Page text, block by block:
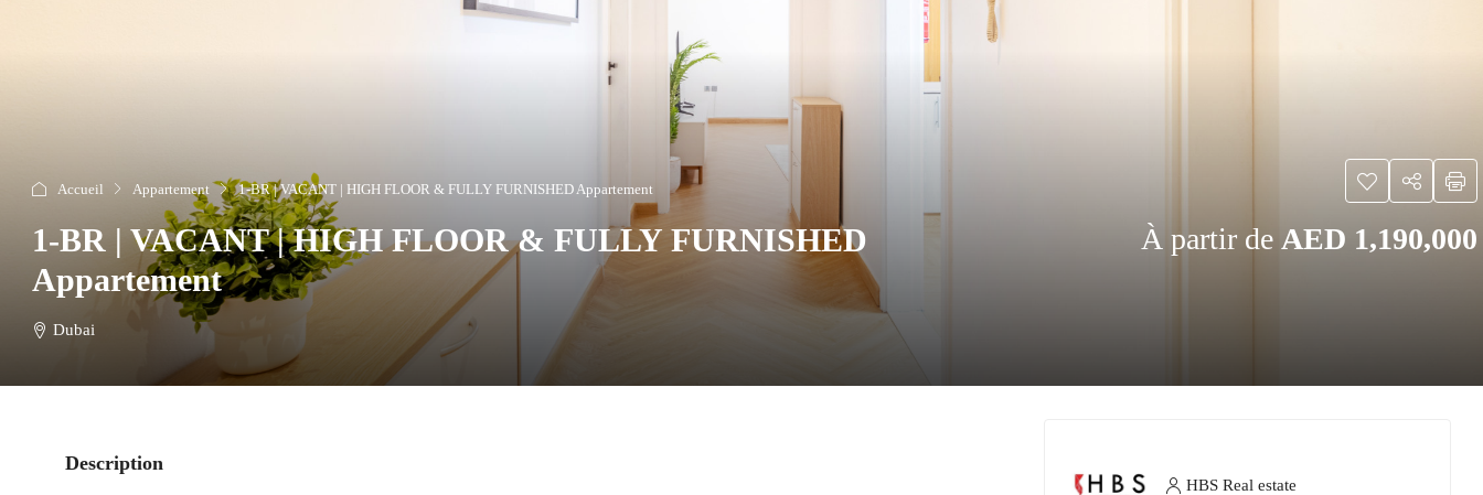
Accueil Appartement 1-BR | VACANT | HIGH FLOOR & FULLY FURNISHED Appartement
1-BR | VACANT | HIGH FLOOR & FULLY FURNISHED
Appartement
Dubai
À partir de AED 1,190,000
Description
HBS Real estate